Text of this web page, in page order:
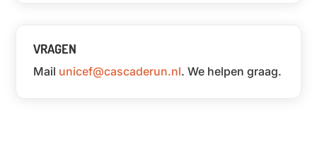
VRAGEN
Mail unicef@cascaderun.nl. We helpen graag.